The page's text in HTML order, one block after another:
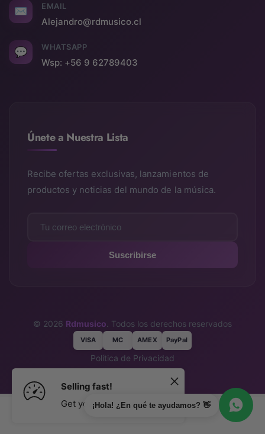
¡Hola! ¿En qué te ayudamos? 👋
Selling fast!
Get yours while you can.
✉ EMAIL
Alejandro@rdmusico.cl
💬 WHATSAPP
Wsp: +56 9 62789403
Únete a Nuestra Lista
Recibe ofertas exclusivas, lanzamientos de
productos y noticias del mundo de la música.
Suscribirse
© 2026 Rdmusico . Todos los derechos reservados
VISA MC AMEX PayPal
Política de Privacidad